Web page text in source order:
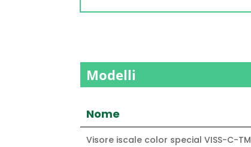
• Interfaccia seriale
Modelli
Nome
Visore iscale color special VISS-C-TM